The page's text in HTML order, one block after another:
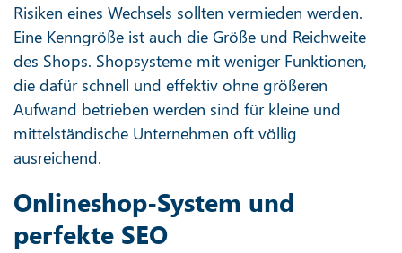
Risiken eines Wechsels sollten vermieden werden.
Eine Kenngröße ist auch die Größe und Reichweite
des Shops. Shopsysteme mit weniger Funktionen,
die dafür schnell und effektiv ohne größeren
Aufwand betrieben werden sind für kleine und
mittelständische Unternehmen oft völlig
ausreichend.
Onlineshop-System und
perfekte SEO